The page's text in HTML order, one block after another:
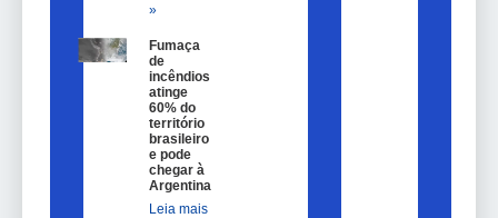
»
Fumaça
de
incêndios
atinge
60% do
território
brasileiro
e pode
chegar à
Argentina
Leia mais